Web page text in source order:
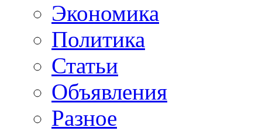
Экономика
Политика
Статьи
Объявления
Разное